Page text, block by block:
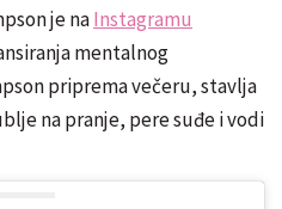
je naInstagramu
mentalnog
priprema večeru, stavlja
na pranje, pere suđe i vodi